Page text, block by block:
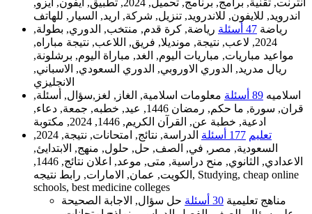
اندرويد, للايفون, للاندرويد, تنزيل, شركة, اريد, السيار, للهاتف
رياضة 47 أسئلة
رياضة, كرة قدم, منتخب, الدوري, بطولة,
2024, لاعب, نتيجة, مونديلا, فريق, اللاعب, نتيجة مباراه,
مواعيد مباريات, مباريات اليوم, الغد, مباراة اليوم, برشلونة,
ريال مدريد, الدوري الاوروبي, الدوري السعودي, الاسباني,
الانجليزي
اسلاميه 89 أسئلة
معلومات اسلامية, الغاز, لغز,سؤال, أسئلة,
قران, سورة, ما حكم, رمضان 1446, عيد, خطبه, جمعة, دعاء,
ادعية, خطبة عن, القرآن الكريم, 1446, 2024, مكتوبة
تعليم 177 أسئلة
الدراسة, نتائج, امتحانات, نتيجة, 2024,
السعودية, مصر, في, الصف, حل, حلول, منهج, الابتدايئ,
الاعدادي, الثانوي, منح دراسية, متى, موعد, اعلان نتائج, 1446,
الكويت, عمان, الامارات, رابط نتيجه, Studying, cheap online
schools, best medicine colleges
مناهج تعليمية 30 أسئلة
حل سؤال, الاجابة الصحيحة